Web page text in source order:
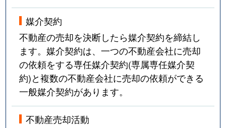
媒介契約
不動産の売却を決断したら媒介契約を締結し
ます。媒介契約は、一つの不動産会社に売却
の依頼をする専任媒介契約(専属専任媒介契
約)と複数の不動産会社に売却の依頼ができる
一般媒介契約があります。
不動産売却活動